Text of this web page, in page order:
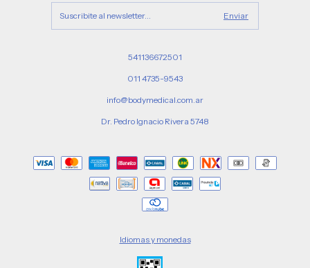
541136672501
011 4735-9543
info@bodymedical.com.ar
Dr. Pedro Ignacio Rivera 5748
Idiomas y monedas